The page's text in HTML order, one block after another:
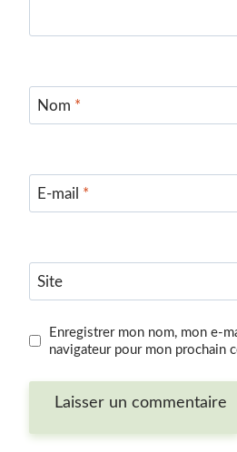
Nom *
E-mail *
Site
Enregistrer mon nom, mon e-
navigateur pour mon prochain